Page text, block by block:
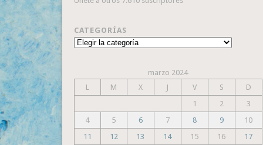
CATEGORÍAS
Categorías
marzo 2024
L
M X J V S
D
1
2
3
4
5 6 7 8 9
10
11
12 13 14 15 16
17